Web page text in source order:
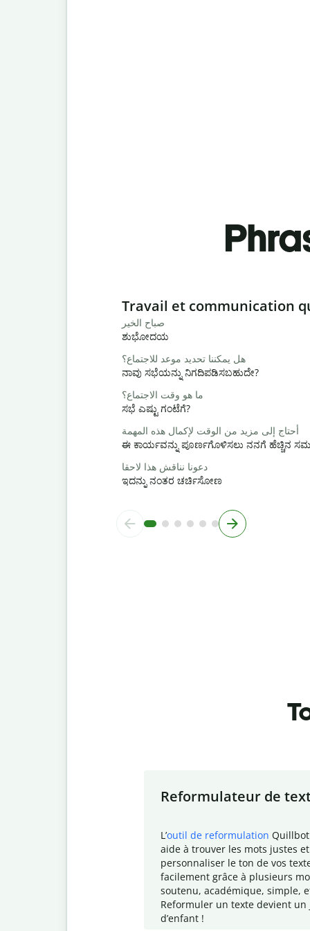
Slide 1 of 6
Travail et communication
صباح الخير
ಶುಭೋದಯ
هل يمكننا تحديد موعد للاجتماع؟
ನಾವು ಸಭೆಯನ್ನು ನಿಗದಿಪಡಿಸಬಹುದೇ?
ما هو وقت الاجتماع؟
ಸಭೆ ಎಷ್ಟು ಗಂಟೆಗೆ?
أحتاج إلى مزيد من الوقت لإكمال هذه المهمة
ಈ ಕಾರ್ಯವನ್ನು ಪೂರ್ಣಗೊಳಿಸಲು ನನಗೆ ಹೆಚ್ಚಿನ
دعونا نناقش هذا لاحقا
ಇದನ್ನು ನಂತರ ಚರ್ಚಿಸೋಣ
Reformulateur de
L ’outil de reformulation
aide à trouver les mots justes
personnaliser le ton de vos
facilement grâce à plusieurs
soutenu, académique, simple,
Reformuler un texte devient un
d’enfant !